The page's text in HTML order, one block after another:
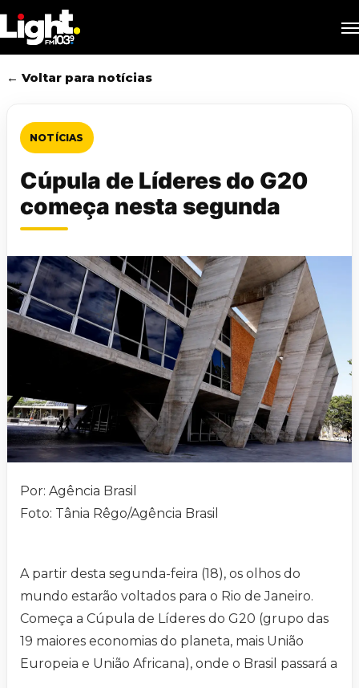
to
main
content
← Voltar para notícias
NOTÍCIAS
Cúpula de Líderes do G20
começa nesta segunda
Por: Agência Brasil
Foto: Tânia Rêgo/Agência Brasil
A partir desta segunda-feira (18), os olhos do
mundo estarão voltados para o Rio de Janeiro.
Começa a Cúpula de Líderes do G20 (grupo das
19 maiores economias do planeta, mais União
Europeia e União Africana), onde o Brasil passará a